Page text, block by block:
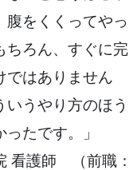
腹をくくってやっ
ちろん、すぐに完
ではありません
うやり方のほう
たです。」
看護師 （前職：